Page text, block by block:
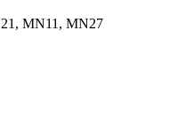
MN11, MN27